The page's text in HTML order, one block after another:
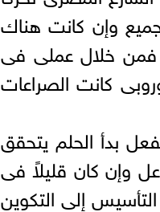
وإن كانت هناك
فمن خلال عملى فى
كانت الصراعات
بدأ الحلم يتحقق
وإن كان قليلاً فى
إلى التكوين